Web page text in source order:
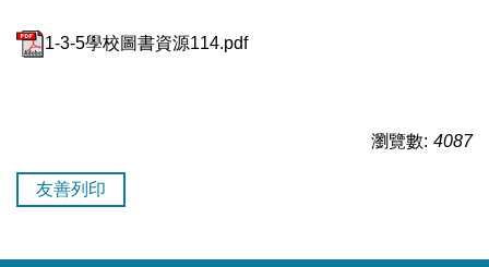
1-3-5學校圖書資源114.pdf
瀏覽數: 4087
友善列印